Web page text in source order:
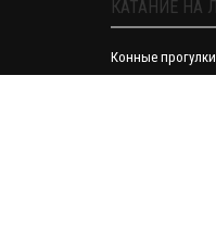
КАТАНИЕ НА
Конные